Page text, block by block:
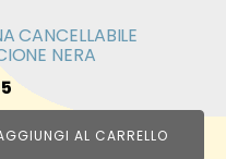
CANCELLABILE
NERA
AL CARRELLO